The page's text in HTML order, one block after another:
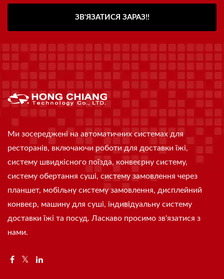
ЗВ'ЯЗАТИСЯ ЗАРАЗ!!
Ми зосереджені на автоматичних системах для
ресторанів, включаючи роботи для доставки їжі,
систему швидкісного поїзда, конвеєрну систему,
систему обертання суші, систему замовлення через
планшет, мобільну систему замовлення, дисплейний
конвеєр, машину для суші, індивідуальну систему
доставки їжі та посуд. Ласкаво просимо зв'язатися з
нами.